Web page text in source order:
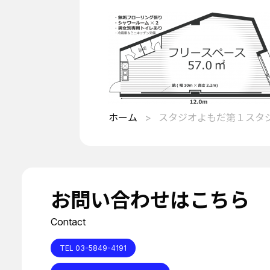
ホーム スタジオよもだ第１スタ
お問い合わせはこちら
Contact
TEL 03-5849-4191